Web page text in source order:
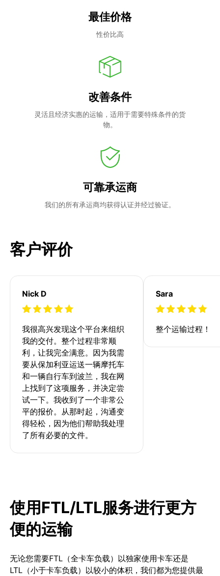
最佳价格
性价比高
改善条件
灵活且经济实惠的运输，适用于需要特殊条件的货
物。
可靠承运商
我们的所有承运商均获得认证并经过验证。
客户评价
Nick D
我很高兴发现这个平台来组织
我的交付。整个过程非常顺
利，让我完全满意。因为我需
要从保加利亚运送一辆摩托车
和一辆自行车到波兰，我在网
上找到了这项服务，并决定尝
试一下。我收到了一个非常公
平的报价。从那时起，沟通变
得轻松，因为他们帮助我处理
了所有必要的文件。
Sara
整个运输过程！
使用FTL/LTL服务进行更方
便的运输
无论您需要FTL（全卡车负载）以独家使用卡车还是
LTL（小于卡车负载）以较小的体积，我们都为您提供最